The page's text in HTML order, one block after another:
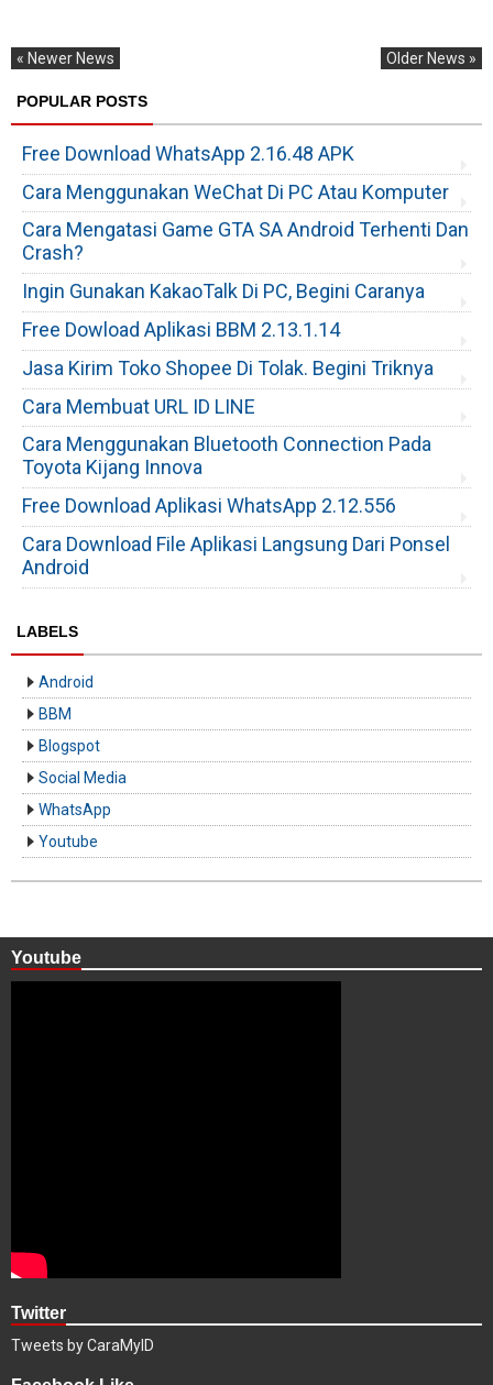
« Newer News Older News »
POPULAR POSTS
Free Download WhatsApp 2.16.48 APK
Cara Menggunakan WeChat Di PC Atau Komputer
Cara Mengatasi Game GTA SA Android Terhenti Dan
Crash?
Ingin Gunakan KakaoTalk Di PC, Begini Caranya
Free Dowload Aplikasi BBM 2.13.1.14
Jasa Kirim Toko Shopee Di Tolak. Begini Triknya
Cara Membuat URL ID LINE
Cara Menggunakan Bluetooth Connection Pada
Toyota Kijang Innova
Free Download Aplikasi WhatsApp 2.12.556
Cara Download File Aplikasi Langsung Dari Ponsel
Android
LABELS
Android
BBM
Blogspot
Social Media
WhatsApp
Youtube
Youtube
Twitter
Tweets by CaraMyID